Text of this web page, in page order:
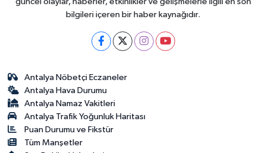
bilgileri içeren bir haber kaynağıdır.
Antalya Nöbetçi Eczaneler
Antalya Hava Durumu
Antalya Namaz Vakitleri
Antalya Trafik Yoğunluk Haritası
Puan Durumu ve Fikstür
Tüm Manşetler